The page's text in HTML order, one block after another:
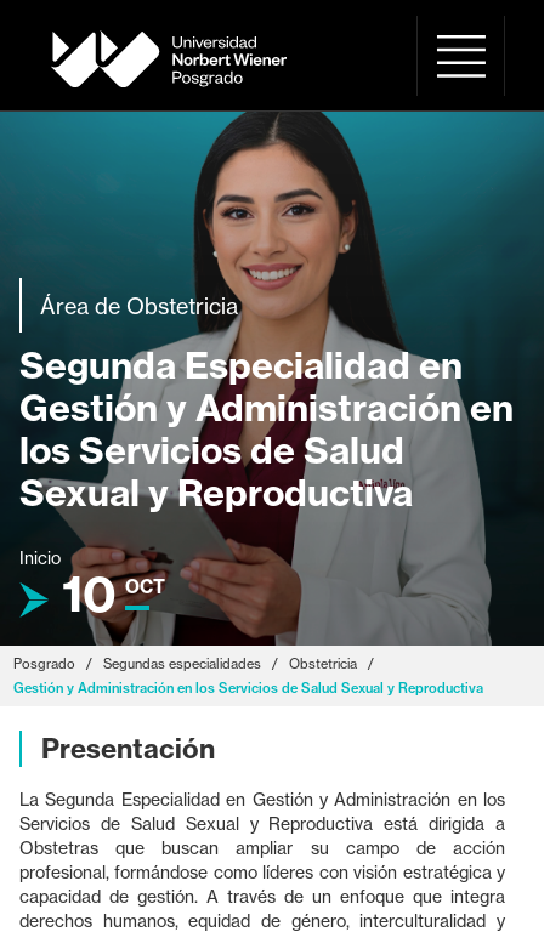
Área de Obstetricia
Segunda Especialidad en
Gestión y Administración en
los Servicios de Salud
Sexual y Reproductiva
Inicio
10 OCT
Posgrado / Segundas especialidades / Obstetricia
/
Gestión y Administración en los Servicios de Salud Sexual y Reproductiva
Presentación
La Segunda Especialidad en Gestión y Administración en los
Servicios de Salud Sexual y Reproductiva está dirigida a
Obstetras que buscan ampliar su campo de acción
profesional, formándose como líderes con visión estratégica y
capacidad de gestión. A través de un enfoque que integra
derechos humanos, equidad de género, interculturalidad y